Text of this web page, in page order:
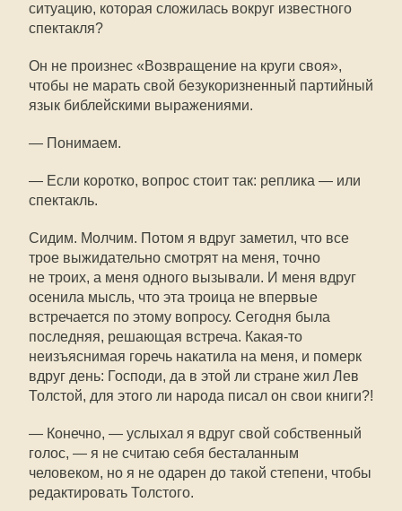
ситуацию, которая сложилась вокруг известного
спектакля?
Он не произнес «Возвращение на круги своя»,
чтобы не марать свой безукоризненный партийный
язык библейскими выражениями.
— Понимаем.
— Если коротко, вопрос стоит так: реплика — или
спектакль.
Сидим. Молчим. Потом я вдруг заметил, что все
трое выжидательно смотрят на меня, точно
не троих, а меня одного вызывали. И меня вдруг
осенила мысль, что эта троица не впервые
встречается по этому вопросу. Сегодня была
последняя, решающая встреча. Какая-то
неизъяснимая горечь накатила на меня, и померк
вдруг день: Господи, да в этой ли стране жил Лев
Толстой, для этого ли народа писал он свои книги?!
— Конечно, — услыхал я вдруг свой собственный
голос, — я не считаю себя бесталанным
человеком, но я не одарен до такой степени, чтобы
редактировать Толстого.